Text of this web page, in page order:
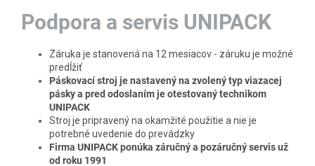
Podpora a servis UNIPACK
Záruka je stanovená na 12 mesiacov - záruku je možné
predĺžiť
Páskovací stroj je nastavený na zvolený typ viazacej
pásky a pred odoslaním je otestovaný technikom
UNIPACK
Stroj je pripravený na okamžité použitie a nie je
potrebné uvedenie do prevádzky
Firma UNIPACK ponúka záručný a pozáručný servis už
od roku 1991